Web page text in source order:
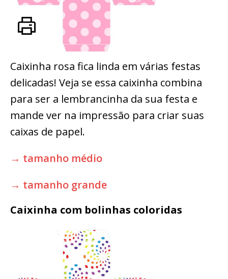
Caixinha rosa fica linda em várias festas
delicadas! Veja se essa caixinha combina
para ser a lembrancinha da sua festa e
mande ver na impressão para criar suas
caixas de papel.
→ tamanho médio
→ tamanho grande
Caixinha com bolinhas coloridas